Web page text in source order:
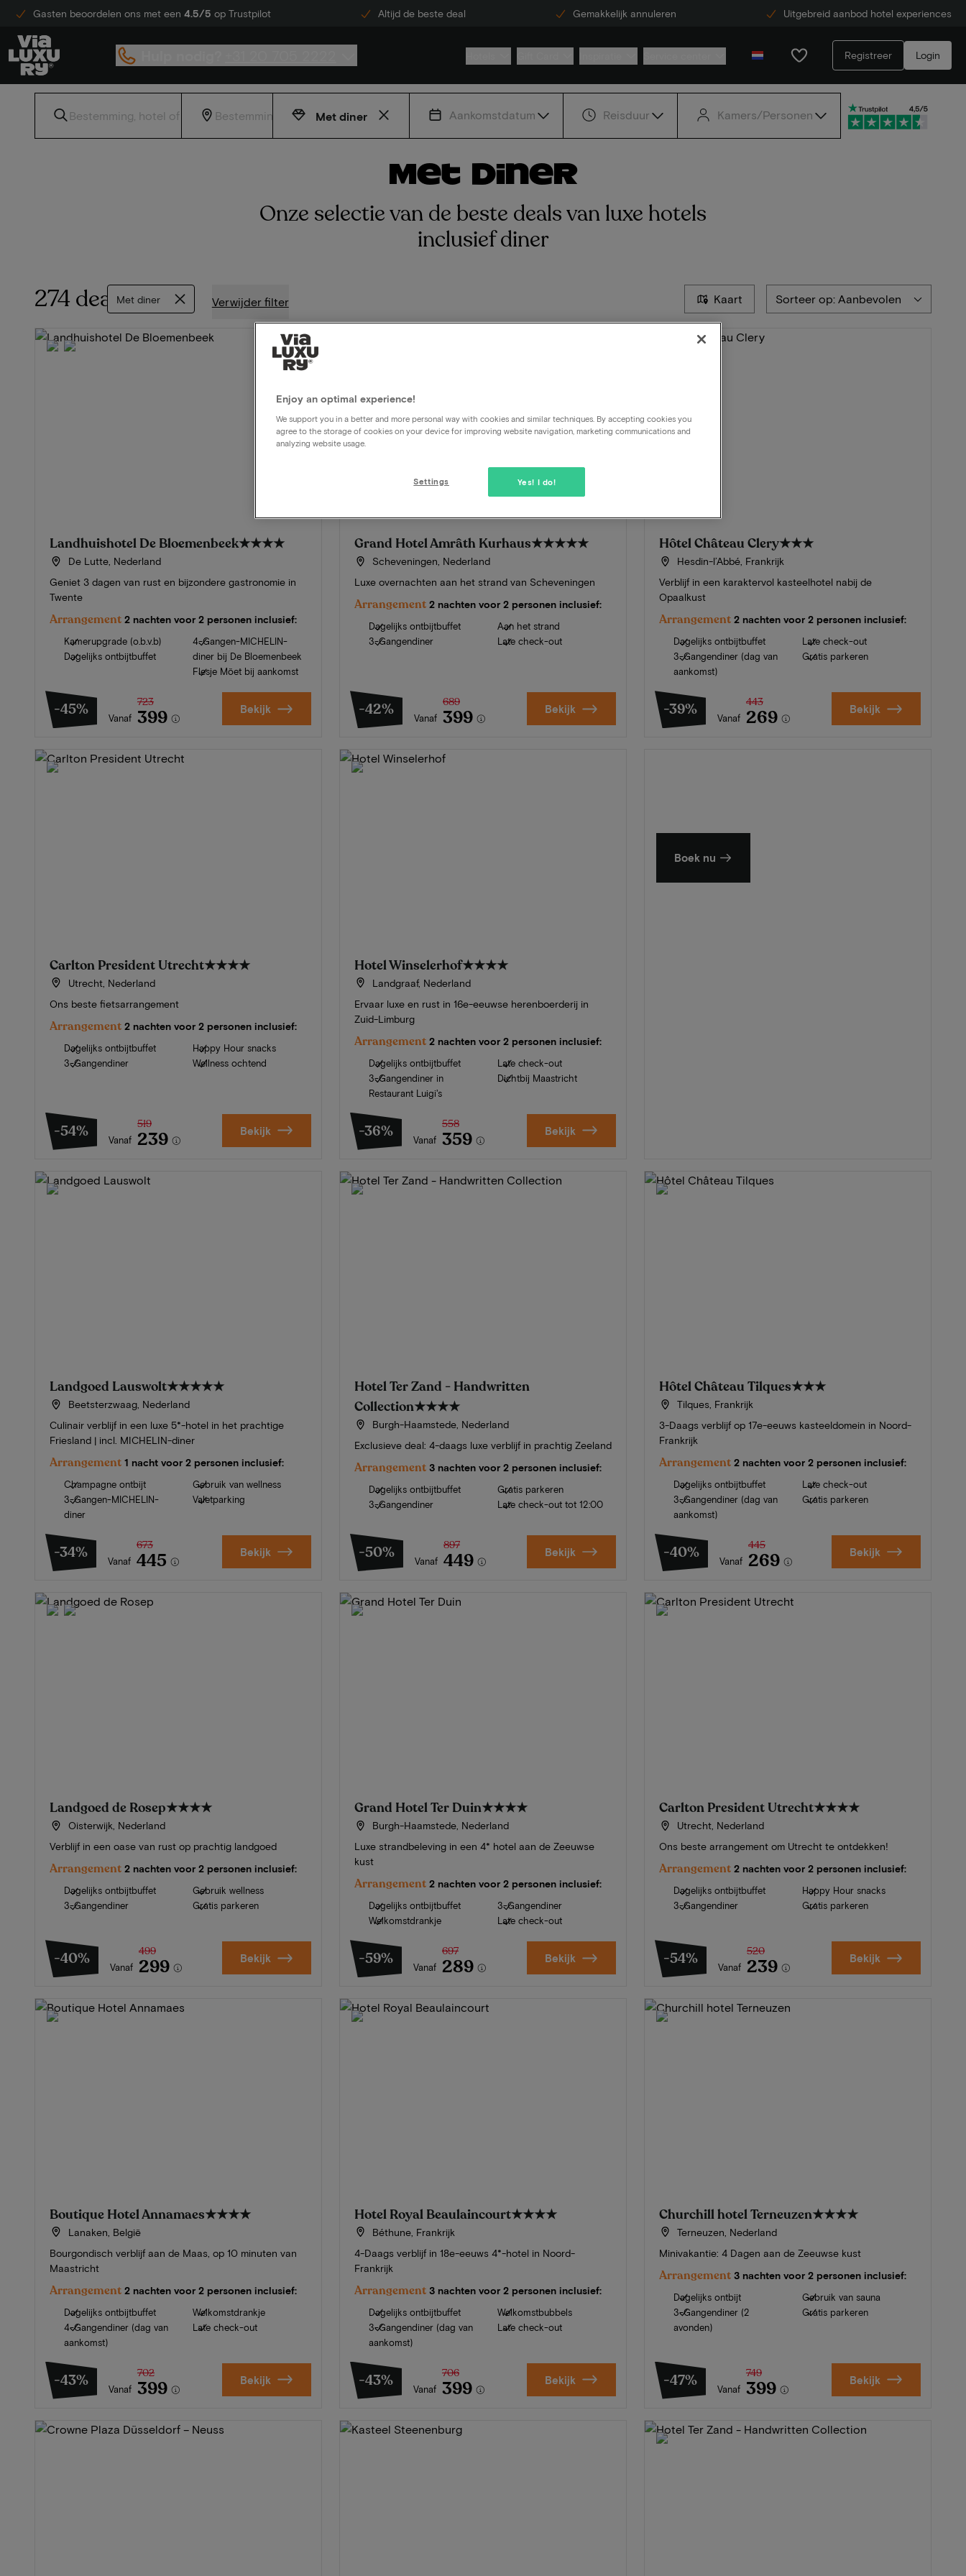
Gasten beoordelen ons met een 4.5/5 op Trustpilot Altijd de beste deal Gemakkelijk annuleren Uitgebreid aanbod hotel experiences
Registreer Login
Met diner Aankomstdatum Reisduur Kamers/Personen
Met diner
Onze selectie van de beste deals van luxe hotels
inclusief diner
274 dealsMet diner Verwijder filter Kaart Sorteer op: Aanbevolen
Landhuishotel De Bloemenbeek★★★★
De Lutte, Nederland
Geniet 3 dagen van rust en bijzondere gastronomie in
Twente
Arrangement 2 nachten voor 2 personen inclusief:
Kamerupgrade (o.b.v.b)
Dagelijks ontbijtbuffet
4-Gangen-MICHELIN-
diner bij De Bloemenbeek
Flesje Möet bij aankomst
-45% Vanaf
723
399 Bekijk
Grand Hotel Amrâth Kurhaus★★★★★
Scheveningen, Nederland
Luxe overnachten aan het strand van Scheveningen
Arrangement 2 nachten voor 2 personen inclusief:
Dagelijks ontbijtbuffet
3-Gangendiner
Aan het strand
Late check-out
-42% Vanaf
689
399 Bekijk
Hôtel Château Clery★★★
Hesdin-l’Abbé, Frankrijk
Verblijf in een karaktervol kasteelhotel nabij de
Opaalkust
Arrangement 2 nachten voor 2 personen inclusief:
Dagelijks ontbijtbuffet
3-Gangendiner (dag van
aankomst)
Late check-out
Gratis parkeren
-39% Vanaf
443
269 Bekijk
Carlton President Utrecht★★★★
Utrecht, Nederland
Ons beste fietsarrangement
Arrangement 2 nachten voor 2 personen inclusief:
Dagelijks ontbijtbuffet
3-Gangendiner
Happy Hour snacks
Wellness ochtend
-54% Vanaf
519
239 Bekijk
Hotel Winselerhof★★★★
Landgraaf, Nederland
Ervaar luxe en rust in 16e-eeuwse herenboerderij in
Zuid-Limburg
Arrangement 2 nachten voor 2 personen inclusief:
Dagelijks ontbijtbuffet
3-Gangendiner in
Restaurant Luigi's
Late check-out
Dichtbij Maastricht
-36% Vanaf
558
359 Bekijk
Boek nu
Landgoed Lauswolt★★★★★
Beetsterzwaag, Nederland
Culinair verblijf in een luxe 5*-hotel in het prachtige
Friesland | incl. MICHELIN-diner
Arrangement 1 nacht voor 2 personen inclusief:
Champagne ontbijt
3-Gangen-MICHELIN-
diner
Gebruik van wellness
Valetparking
-34% Vanaf
673
445 Bekijk
Hotel Ter Zand - Handwritten
Collection★★★★
Burgh-Haamstede, Nederland
Exclusieve deal: 4-daags luxe verblijf in prachtig Zeeland
Arrangement 3 nachten voor 2 personen inclusief:
Dagelijks ontbijtbuffet
3-Gangendiner
Gratis parkeren
Late check-out tot 12:00
-50% Vanaf
897
449 Bekijk
Hôtel Château Tilques★★★
Tilques, Frankrijk
3-Daags verblijf op 17e-eeuws kasteeldomein in Noord-
Frankrijk
Arrangement 2 nachten voor 2 personen inclusief:
Dagelijks ontbijtbuffet
3-Gangendiner (dag van
aankomst)
Late check-out
Gratis parkeren
-40% Vanaf
445
269 Bekijk
Landgoed de Rosep★★★★
Oisterwijk, Nederland
Verblijf in een oase van rust op prachtig landgoed
Arrangement 2 nachten voor 2 personen inclusief:
Dagelijks ontbijtbuffet
3-Gangendiner
Gebruik wellness
Gratis parkeren
-40% Vanaf
499
299 Bekijk
Grand Hotel Ter Duin★★★★
Burgh-Haamstede, Nederland
Luxe strandbeleving in een 4* hotel aan de Zeeuwse
kust
Arrangement 2 nachten voor 2 personen inclusief:
Dagelijks ontbijtbuffet
Welkomstdrankje
3-Gangendiner
Late check-out
-59% Vanaf
697
289 Bekijk
Carlton President Utrecht★★★★
Utrecht, Nederland
Ons beste arrangement om Utrecht te ontdekken!
Arrangement 2 nachten voor 2 personen inclusief:
Dagelijks ontbijtbuffet
3-Gangendiner
Happy Hour snacks
Gratis parkeren
-54% Vanaf
520
239 Bekijk
Boutique Hotel Annamaes★★★★
Lanaken, België
Bourgondisch verblijf aan de Maas, op 10 minuten van
Maastricht
Arrangement 2 nachten voor 2 personen inclusief:
Dagelijks ontbijtbuffet
4-Gangendiner (dag van
aankomst)
Welkomstdrankje
Late check-out
-43% Vanaf
702
399 Bekijk
Hotel Royal Beaulaincourt★★★★
Béthune, Frankrijk
4-Daags verblijf in 18e-eeuws 4*-hotel in Noord-
Frankrijk
Arrangement 3 nachten voor 2 personen inclusief:
Dagelijks ontbijtbuffet
3-Gangendiner (dag van
aankomst)
Welkomstbubbels
Late check-out
-43% Vanaf
706
399 Bekijk
Churchill hotel Terneuzen★★★★
Terneuzen, Nederland
Minivakantie: 4 Dagen aan de Zeeuwse kust
Arrangement 3 nachten voor 2 personen inclusief:
Dagelijks ontbijt
3-Gangendiner (2
avonden)
Gebruik van sauna
Gratis parkeren
-47% Vanaf
749
399 Bekijk
Enjoy an optimal experience!
We support you in a better and more personal way with cookies and similar techniques. By accepting cookies you
agree to the storage of cookies on your device for improving website navigation, marketing communications and
analyzing website usage.
Yes! I do!
Settings